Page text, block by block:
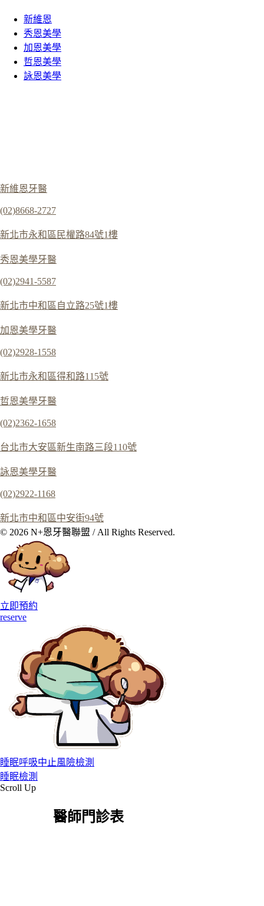
新維恩
秀恩美學
加恩美學
哲恩美學
詠恩美學
新維恩牙醫
(02)8668-2727
新北市永和區民權路84號1樓
秀恩美學牙醫
(02)2941-5587
新北市中和區自立路25號1樓
加恩美學牙醫
(02)2928-1558
新北市永和區得和路115號
哲恩美學牙醫
(02)2362-1658
台北市大安區新生南路三段110號
詠恩美學牙醫
(02)2922-1168
新北市中和區中安街94號
© 2026 N+恩牙醫聯盟 / All Rights Reserved.
立即預約
reserve
睡眠呼吸中止風險檢測
睡眠檢測
Scroll Up
醫師門診表